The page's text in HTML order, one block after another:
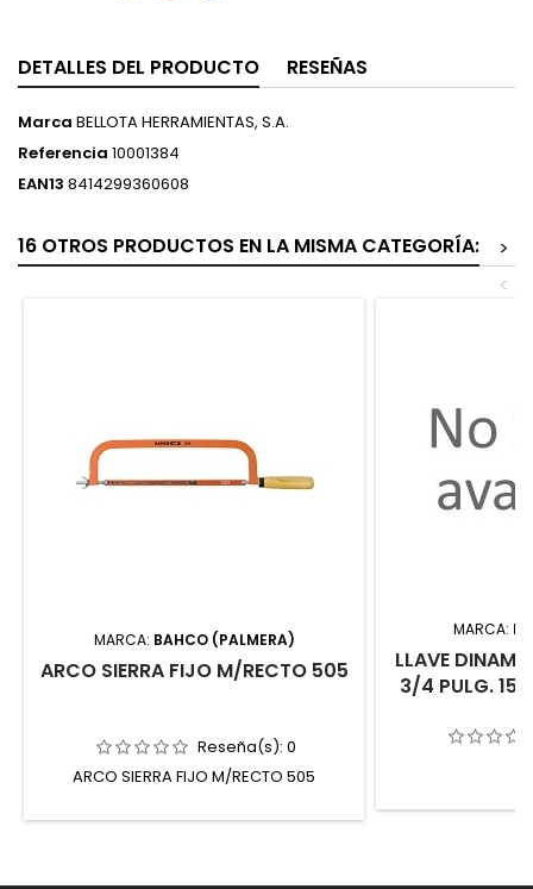
DETALLES DEL PRODUCTO RESEÑAS
Marca BELLOTA HERRAMIENTAS, S.A.
Referencia 10001384
EAN13 8414299360608
16 OTROS PRODUCTOS EN LA MISMA CATEGORÍA:
>
<
MARCA: BAHCO (PALMERA)
ARCO SIERRA FIJO M/RECTO 505
Reseña(s): 0
ARCO SIERRA FIJO M/RECTO 505
MARCA:
LLAVE
3/4 PULG.